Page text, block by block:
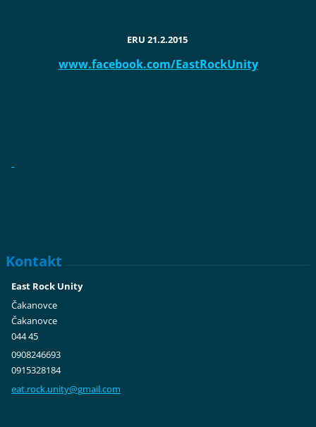
ERU 21.2.2015
www.facebook.com/EastRockUnity
Kontakt
East Rock Unity
Čakanovce
Čakanovce
044 45
0908246693
0915328184
eat.rock.unity@gmail.com